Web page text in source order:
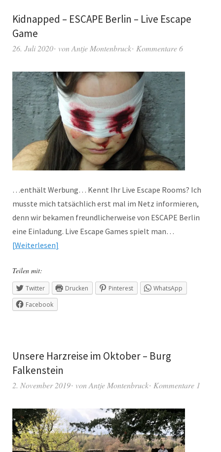
Kidnapped – ESCAPE Berlin – Live Escape
Game
26. Juli 2020 vonAntje Montenbruck Kommentare 6
…enthält Werbung… Kennt Ihr Live Escape Rooms? Ich
musste mich tatsächlich erst mal im Netz informieren,
denn wir bekamen freundlicherweise von ESCAPE Berlin
eine Einladung. Live Escape Games spielt man…
Weiterlesen
Teilen mit:
Twitter Drucken Pinterest
WhatsApp
Facebook
Unsere Harzreise im Oktober – Burg
Falkenstein
2. November 2019 vonAntje Montenbruck Kommentare 1